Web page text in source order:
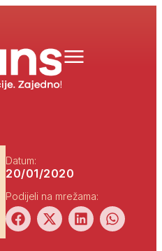
Datum:
20/01/2020
Podijeli na mrežama: